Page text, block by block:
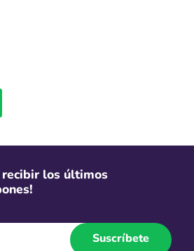
marcas en el país que
procesador, almacenamiento y
promociones ASUS, los usuarios
recibir los últimos
Suscríbete